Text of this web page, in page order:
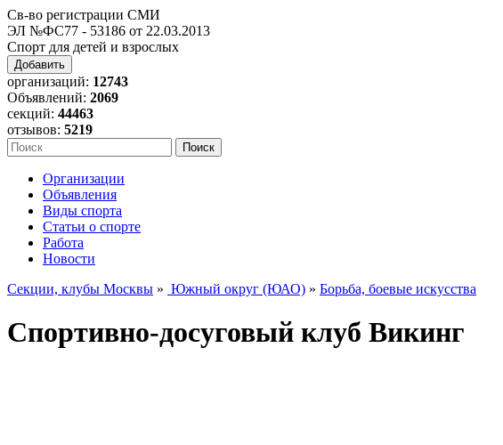
Св-во регистрации СМИ
ЭЛ №ФС77 - 53186 от 22.03.2013
Спорт для детей и взрослых
Добавить
организаций: 12743
Объявлений: 2069
секций: 44463
отзывов: 5219
Организации
Объявления
Виды спорта
Статьи о спорте
Работа
Новости
Секции, клубы Москвы » Южный округ (ЮАО) » Борьба, боевые искусства
Спортивно-досуговый клуб Викинг